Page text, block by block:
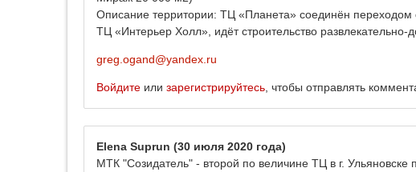
Описание территории: ТЦ «Планета» соединён
ТЦ «Интерьер Холл», идёт строительство развлекательно-
greg.ogand@yandex.ru
Войдите или зарегистрируйтесь , чтобы отправлять
Elena Suprun (30 июля 2020 года)
МТК "Созидатель" - второй по величине ТЦ в г.